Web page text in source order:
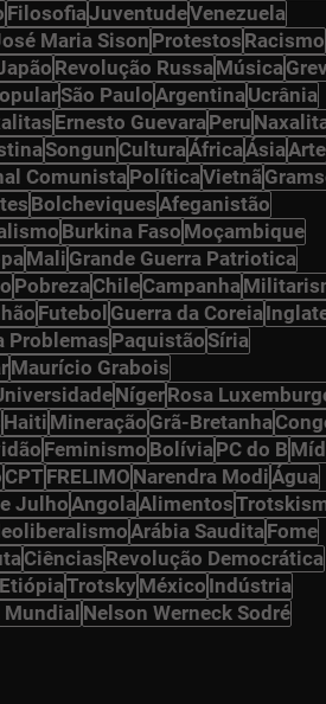
FilosofiaJuventudeVenezuela
Maria Sison Protestos Racismo
Revolução RussaMúsica
São PauloArgentinaUcrânia
Ernesto GuevaraPeru
Songun CulturaÁfricaÁsiaArte
ComunistaPolíticaVietnã
BolcheviquesAfeganistão
Burkina Faso Moçambique
Mali Grande Guerra Patriotica
PobrezaChileCampanha
Futebol Guerra da Coreia
ProblemasPaquistãoSíria
Maurício Grabois
NígerRosa
Haiti Mineração Grã-Bretanha
Feminismo BolíviaPC do B
CPT FRELIMO Narendra ModiÁgua
JulhoAngolaAlimentos
Arábia SauditaFome
Ciências Revolução Democrática
EtiópiaTrotskyMéxico Indústria
Nelson Werneck Sodré